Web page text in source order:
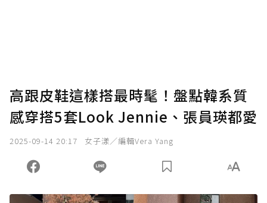
高跟皮鞋這樣搭最時髦！盤點韓系質
感穿搭5套Look Jennie、張員瑛都愛
2025-09-14 20:17 女子漾／編輯Vera Yang